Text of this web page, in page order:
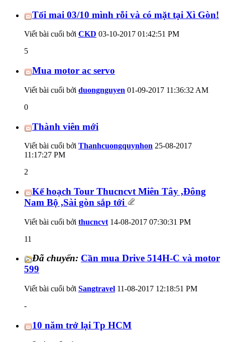
Tối mai 03/10 mình rỗi và có mặt tại Xì Gòn!
Viết bài cuối bởi CKD 03-10-2017 01:42:51 PM
5
Mua motor ac servo
Viết bài cuối bởi duongnguyen 01-09-2017 11:36:32 AM
0
Thành viên mới
Viết bài cuối bởi Thanhcuongquynhon 25-08-2017
11:17:27 PM
2
Kế hoạch Tour Thucncvt Miên Tây ,Đông
Nam Bộ ,Sài gòn sắp tới
Viết bài cuối bởi thucncvt 14-08-2017 07:30:31 PM
11
Đã chuyển: Cần mua Drive 514H-C và motor
599
Viết bài cuối bởi Sangtravel 11-08-2017 12:18:51 PM
-
10 năm trở lại Tp HCM